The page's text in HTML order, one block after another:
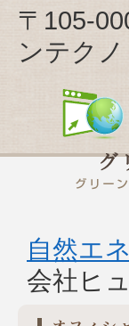
〒105-
ンテク
自然エ
会社ヒ